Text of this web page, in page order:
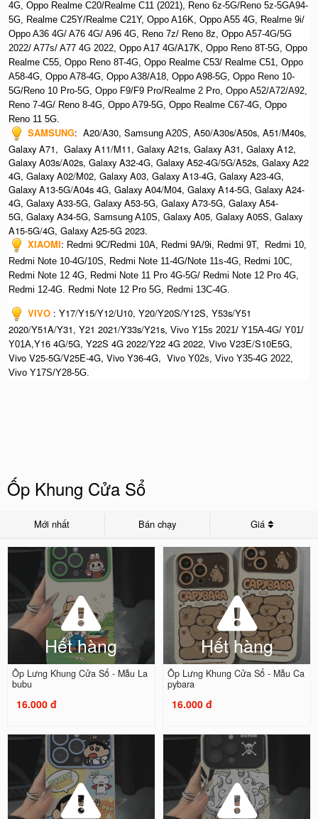
4G, Oppo Realme C20/Realme C11 (2021), Reno 6z-5G/Reno 5z-5GA94-
5G, Realme C25Y/Realme C21Y, Oppo A16K, Oppo A55 4G, Realme 9i/
Oppo A36 4G/ A76 4G/ A96 4G, Reno 7z/ Reno 8z, Oppo A57-4G/5G
2022/ A77s/ A77 4G 2022, Oppo A17 4G/A17K, Oppo Reno 8T-5G, Oppo
Realme C55, Oppo Reno 8T-4G, Oppo Realme C53/ Realme C51, Oppo
A58-4G, Oppo A78-4G, Oppo A38/A18, Oppo A98-5G, Oppo Reno 10-
5G/Reno 10 Pro-5G, Oppo F9/F9 Pro/Realme 2 Pro, Oppo A52/A72/A92,
Reno 7-4G/ Reno 8-4G, Oppo A79-5G, Oppo Realme C67-4G, Oppo
Reno 11 5G.
SAMSUNG: A20/A30, Samsung A20S, A50/A30s/A50s, A51/M40s,
Galaxy A71, Galaxy A11/M11, Galaxy A21s, Galaxy A31, Galaxy A12,
Galaxy A03s/A02s, Galaxy A32-4G, Galaxy A52-4G/5G/A52s, Galaxy A22
4G, Galaxy A02/M02, Galaxy A03, Galaxy A13-4G, Galaxy A23-4G,
Galaxy A13-5G/A04s 4G, Galaxy A04/M04, Galaxy A14-5G, Galaxy A24-
4G, Galaxy A33-5G, Galaxy A53-5G, Galaxy A73-5G, Galaxy A54-
5G, Galaxy A34-5G, Samsung A10S, Galaxy A05, Galaxy A05S, Galaxy
A15-5G/4G, Galaxy A25-5G 2023.
XIAOMI: Redmi 9C/Redmi 10A, Redmi 9A/9i, Redmi 9T,
Redmi 10,
Redmi Note 10-4G/10S, Redmi Note 11-4G/Note 11s-4G, Redmi 10C,
Redmi Note 12 4G,
Redmi Note 11 Pro 4G-5G/ Redmi Note 12 Pro 4G,
Redmi 12-4G.
Redmi Note 12 Pro 5G, Redmi 13C-4G.
VIVO : Y17/Y15/Y12/U10, Y20/Y20S/Y12S, Y53s/Y51
2020/Y51A/Y31, Y21 2021/Y33s/Y21s, Vivo Y15s 2021/ Y15A-4G/ Y01/
Y01A,Y16 4G/5G, Y22S 4G 2022/Y22 4G 2022, Vivo V23E/S10E5G,
Vivo V25-5G/V25E-4G, Vivo Y36-4G, Vivo Y02s, Vivo Y35-4G 2022,
Vivo Y17S/Y28-5G.
Ốp Khung Cửa Sổ
Mới nhất Bán chạy Giá
Hết hàng
Ốp Lưng Khung Cửa Sổ - Mẫu La
bubu
16.000 đ
Hết hàng
Ốp Lưng Khung Cửa Sổ - Mẫu Ca
pybara
16.000 đ